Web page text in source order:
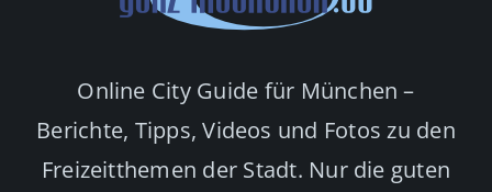
Online City Guide für München –
Berichte, Tipps, Videos und Fotos zu den
Freizeitthemen der Stadt. Nur die guten